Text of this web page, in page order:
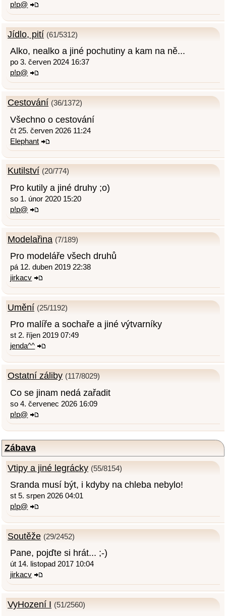
p!p@
Jídlo, pití (61/5312)
Alko, nealko a jiné pochutiny a kam na ně...
po 3. červen 2024 16:37
p!p@
Cestování (36/1372)
Všechno o cestování
čt 25. červen 2026 11:24
Elephant
Kutilství (20/774)
Pro kutily a jiné druhy ;o)
so 1. únor 2020 15:20
p!p@
Modelařina (7/189)
Pro modeláře všech druhů
pá 12. duben 2019 22:38
jirkacv
Umění (25/1192)
Pro malíře a sochaře a jiné výtvarníky
st 2. říjen 2019 07:49
jenda^^
Ostatní záliby (117/8029)
Co se jinam nedá zařadit
so 4. červenec 2026 16:09
p!p@
Zábava
Vtipy a jiné legrácky (55/8154)
Sranda musí být, i kdyby na chleba nebylo!
st 5. srpen 2026 04:01
p!p@
Soutěže (29/2452)
Pane, pojďte si hrát... ;-)
út 14. listopad 2017 10:04
jirkacv
VyHození I (51/2560)